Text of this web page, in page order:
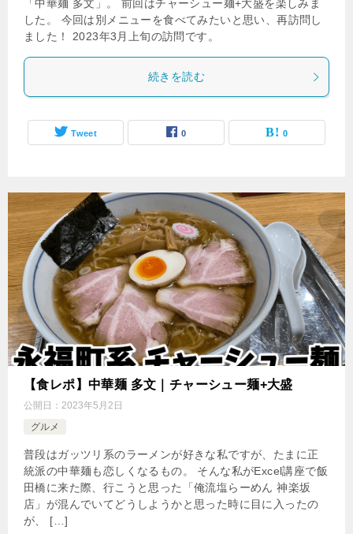
「中華麺 多文」。 前回はチャーシュー麺+大盛を楽しみま
した。 今回は別メニューを食べてみたいと思い、再訪問し
ました！ 2023年3月上旬の訪問です。
続きを読む
Tweet 0 0
【食レポ】中華麺 多文｜チャーシュー麺+大盛
公開日： 2023年5月2日
グルメ
普段はガッツリ系のラーメンが好きな私ですが、たまに正
統派の中華麺も恋しくなるもの。 そんな私がExcel講座で飯
田橋に来た際、行こうと思った「俺流塩らーめん 神楽坂
店」が混んでいてどうしようかと思った時に目に入ったの
が、 […]